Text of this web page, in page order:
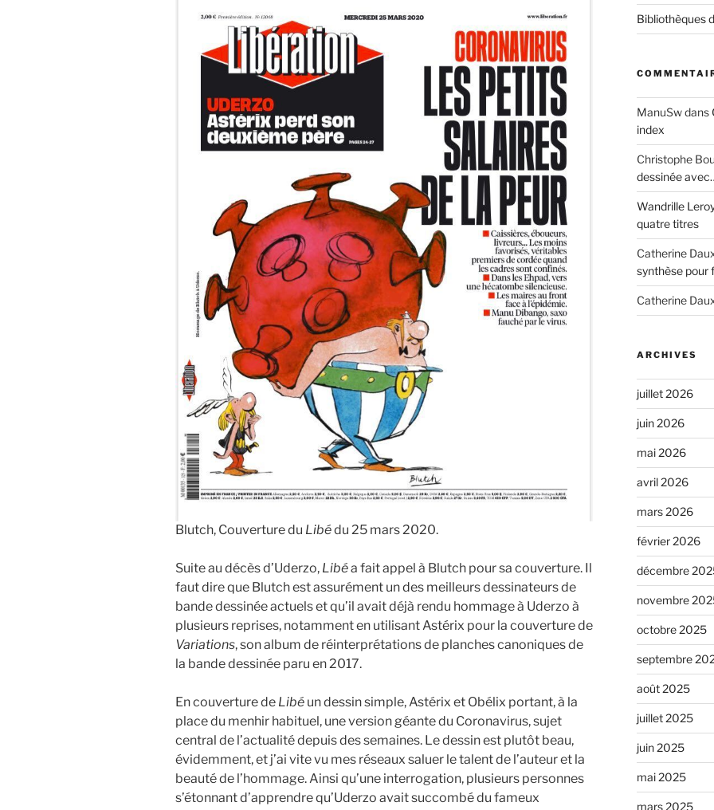
Blutch, Couverture du Libédu 25 mars 2020.
Suite au décès d’Uderzo, Libéa fait appel à Blutch pour sa couverture. Il
faut dire que Blutch est assurément un des meilleurs dessinateurs de
bande dessinée actuels et qu’il avait déjà rendu hommage à Uderzo à
plusieurs reprises, notamment en utilisant Astérix pour la couverture de
Variations, son album de réinterprétations de planches canoniques de
la bande dessinée paru en 2017.
En couverture de Libé un dessin simple, Astérix et Obélix portant, à la
place du menhir habituel, une version géante du Coronavirus, sujet
central de l’actualité depuis des semaines. Le dessin est plutôt beau,
évidemment, et j’ai vite vu mes réseaux saluer le talent de l’auteur et la
beauté de l’hommage. Ainsi qu’une interrogation, plusieurs personnes
s’étonnant d’apprendre qu’Uderzo avait succombé du fameux
Bibliothèques
ManuSwdans
index
Christophe
dessinée
Wandrille
quatre titres
Catherine
synthèse pour
Catherine
ARCHIVES
juillet 2026
juin 2026
mai 2026
avril 2026
mars 2026
février 2026
décembre
novembre
octobre 2025
septembre
août 2025
juillet 2025
juin 2025
mai 2025
mars 2025